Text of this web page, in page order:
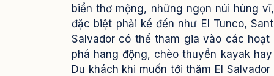
biển thơ mộng, những ngọn núi hùng
đặc biệt phải kể đến như El Tunco,
Salvador có thể tham gia vào các
phá hang động, chèo thuyền kayak
Du khách khi muốn tới thăm El